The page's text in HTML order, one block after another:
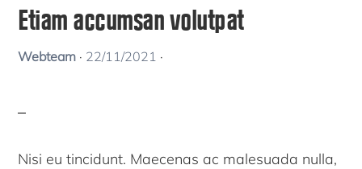
Etiam accumsan volutpat
Webteam · 22/11/2021 ·
Nisi eu tincidunt. Maecenas ac malesuada nulla,